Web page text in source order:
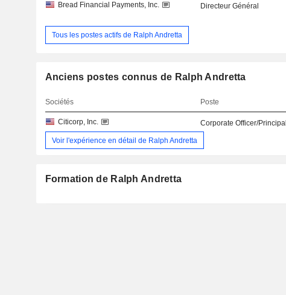
Bread Financial Payments, Inc. Directeur Général
Tous les postes actifs de Ralph Andretta
Anciens postes connus de Ralph Andretta
Sociétés Poste
Citicorp, Inc. Corporate Officer/Principal
Voir l'expérience en détail de Ralph Andretta
Formation de Ralph Andretta